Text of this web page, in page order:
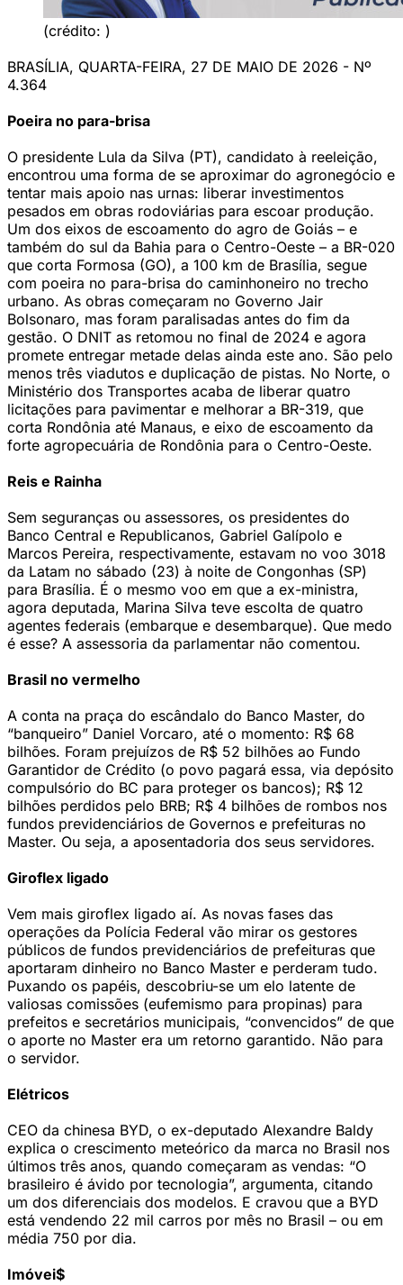
(crédito: )
BRASÍLIA, QUARTA-FEIRA, 27 DE MAIO DE 2026 - Nº
4.364
Poeira no para-brisa
O presidente Lula da Silva (PT), candidato à reeleição,
encontrou uma forma de se aproximar do agronegócio e
tentar mais apoio nas urnas: liberar investimentos
pesados em obras rodoviárias para escoar produção.
Um dos eixos de escoamento do agro de Goiás – e
também do sul da Bahia para o Centro-Oeste – a BR-020
que corta Formosa (GO), a 100 km de Brasília, segue
com poeira no para-brisa do caminhoneiro no trecho
urbano. As obras começaram no Governo Jair
Bolsonaro, mas foram paralisadas antes do fim da
gestão. O DNIT as retomou no final de 2024 e agora
promete entregar metade delas ainda este ano. São pelo
menos três viadutos e duplicação de pistas. No Norte, o
Ministério dos Transportes acaba de liberar quatro
licitações para pavimentar e melhorar a BR-319, que
corta Rondônia até Manaus, e eixo de escoamento da
forte agropecuária de Rondônia para o Centro-Oeste.
Reis e Rainha
Sem seguranças ou assessores, os presidentes do
Banco Central e Republicanos, Gabriel Galípolo e
Marcos Pereira, respectivamente, estavam no voo 3018
da Latam no sábado (23) à noite de Congonhas (SP)
para Brasília. É o mesmo voo em que a ex-ministra,
agora deputada, Marina Silva teve escolta de quatro
agentes federais (embarque e desembarque). Que medo
é esse? A assessoria da parlamentar não comentou.
Brasil no vermelho
A conta na praça do escândalo do Banco Master, do
“banqueiro” Daniel Vorcaro, até o momento: R$ 68
bilhões. Foram prejuízos de R$ 52 bilhões ao Fundo
Garantidor de Crédito (o povo pagará essa, via depósito
compulsório do BC para proteger os bancos); R$ 12
bilhões perdidos pelo BRB; R$ 4 bilhões de rombos nos
fundos previdenciários de Governos e prefeituras no
Master. Ou seja, a aposentadoria dos seus servidores.
Giroflex ligado
Vem mais giroflex ligado aí. As novas fases das
operações da Polícia Federal vão mirar os gestores
públicos de fundos previdenciários de prefeituras que
aportaram dinheiro no Banco Master e perderam tudo.
Puxando os papéis, descobriu-se um elo latente de
valiosas comissões (eufemismo para propinas) para
prefeitos e secretários municipais, “convencidos” de que
o aporte no Master era um retorno garantido. Não para
o servidor.
Elétricos
CEO da chinesa BYD, o ex-deputado Alexandre Baldy
explica o crescimento meteórico da marca no Brasil nos
últimos três anos, quando começaram as vendas: “O
brasileiro é ávido por tecnologia”, argumenta, citando
um dos diferenciais dos modelos. E cravou que a BYD
está vendendo 22 mil carros por mês no Brasil – ou em
média 750 por dia.
Imóvei$